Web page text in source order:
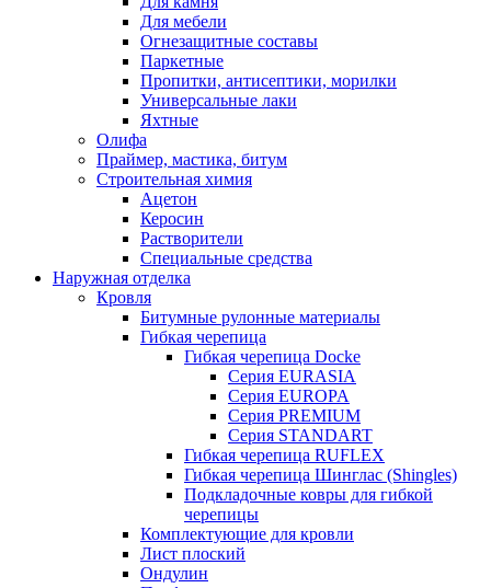
Для мебели
Огнезащитные составы
Паркетные
Пропитки, антисептики, морилки
Универсальные лаки
Яхтные
Олифа
Праймер, мастика, битум
Строительная химия
Ацетон
Керосин
Растворители
Специальные средства
Наружная отделка
Кровля
Битумные рулонные материалы
Гибкая черепица
Гибкая черепица Docke
Серия EURASIA
Серия EUROPA
Серия PREMIUM
Серия STANDART
Гибкая черепица RUFLEX
Гибкая черепица Шинглас (Shingles)
Подкладочные ковры для гибкой
черепицы
Комплектующие для кровли
Лист плоский
Ондулин